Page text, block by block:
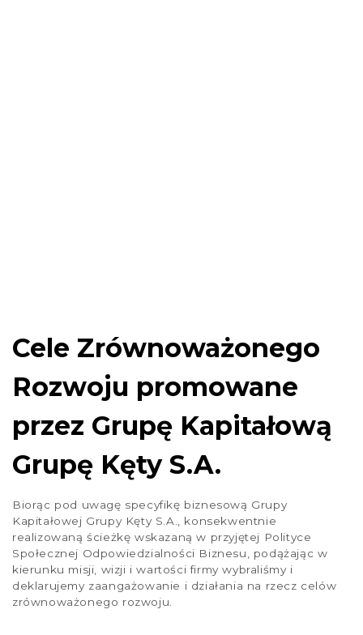
1… 36…
Cele Zrównoważonego
Rozwoju promowane
przez Grupę Kapitałową
Grupę Kęty S.A.
Biorąc pod uwagę specyfikę biznesową Grupy
Kapitałowej Grupy Kęty S.A., konsekwentnie
realizowaną ścieżkę wskazaną w przyjętej Polityce
Społecznej Odpowiedzialności Biznesu, podążając w
kierunku misji, wizji i wartości firmy wybraliśmy i
deklarujemy zaangażowanie i działania na rzecz celów
zrównoważonego rozwoju.